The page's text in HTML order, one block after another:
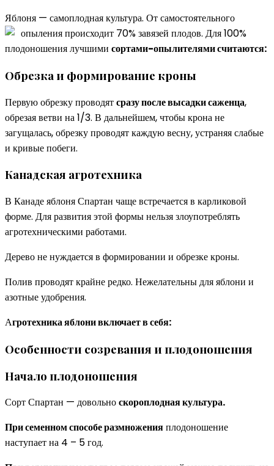
Яблоня — самоплодная культура. От самостоятельного
опыления происходит 70% завязей плодов. Для 100%
плодоношения лучшими сортами-опылителями считаются:
Обрезка и формирование кроны
Первую обрезку проводятсразу после высадки саженца,
обрезая ветви на 1/3. В дальнейшем, чтобы крона не
загущалась, обрезку проводят каждую весну, устраняя слабые
и кривые побеги.
Канадская агротехника
В Канаде яблоня Спартан чаще встречается в карликовой
форме. Для развития этой формы нельзя злоупотреблять
агротехническими работами.
Дерево не нуждается в формировании и обрезке кроны.
Полив проводят крайне редко. Нежелательны для яблони и
азотные удобрения.
Агротехника яблони включает в себя:
Особенности созревания и плодоношения
Начало плодоношения
Сорт Спартан — довольноскороплодная культура.
При семенном способе размноженияплодоношение
наступает на 4 – 5 год.